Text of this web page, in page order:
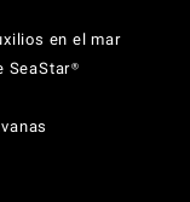
en el mar
SeaStar®